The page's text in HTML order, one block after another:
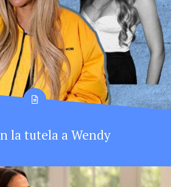
la tutela a Wendy